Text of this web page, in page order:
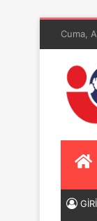
Cuma,